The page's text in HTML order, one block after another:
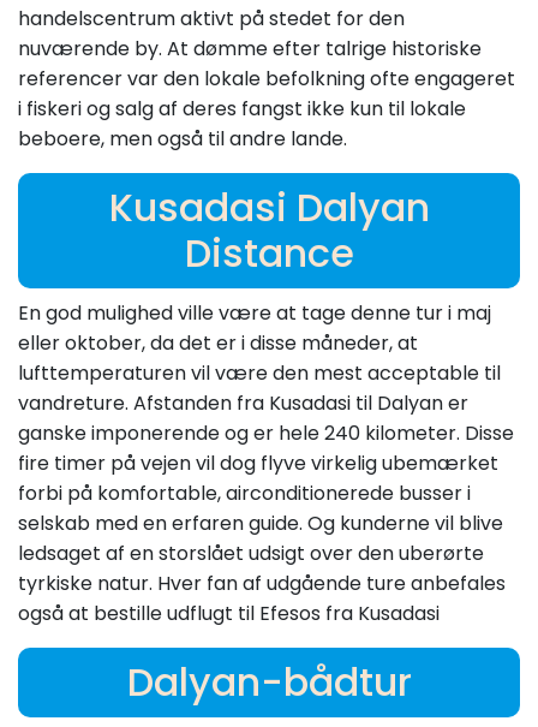
handelscentrum aktivt på stedet for den
nuværende by. At dømme efter talrige historiske
referencer var den lokale befolkning ofte engageret
i fiskeri og salg af deres fangst ikke kun til lokale
beboere, men også til andre lande.
Kusadasi Dalyan
Distance
En god mulighed ville være at tage denne tur i maj
eller oktober, da det er i disse måneder, at
lufttemperaturen vil være den mest acceptable til
vandreture. Afstanden fra Kusadasi til Dalyan er
ganske imponerende og er hele 240 kilometer. Disse
fire timer på vejen vil dog flyve virkelig ubemærket
forbi på komfortable, airconditionerede busser i
selskab med en erfaren guide. Og kunderne vil blive
ledsaget af en storslået udsigt over den uberørte
tyrkiske natur. Hver fan af udgående ture anbefales
også at bestille udflugt til Efesos fra Kusadasi
Dalyan-bådtur